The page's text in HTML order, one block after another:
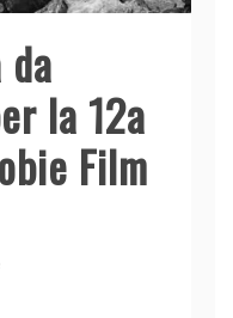
la 12a
Film